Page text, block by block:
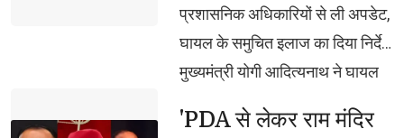
उपनिषद, रामायण, महाभारत सहित
भारतीय ज्ञान-विज्ञान पर होगा शोध,
पीएचडी, पोस्ट-डॉक्टरेट एवं शोधार्थियों
एवं ग्रंथों का होगा डिजिटलीकरण,
प्रशासनिक अधिकारियों से ली अपडेट,
घायल के समुचित इलाज का दिया निर्देश
मुख्यमंत्री योगी आदित्यनाथ ने घायल
'PDA से लेकर राम मंदिर